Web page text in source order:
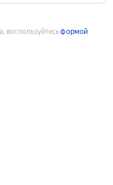
воспользуйтесьформой